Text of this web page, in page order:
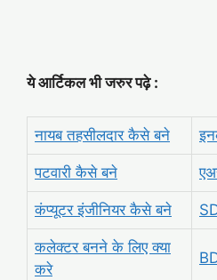
ये आर्टिकल भी जरुर पढ़े :
नायब तहसीलदार कैसे बने
पटवारी कैसे बने
कंप्यूटर इंजीनियर कैसे बने
कलेक्टर बनने के लिए क्या
करे